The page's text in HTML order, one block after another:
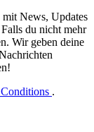
News, Updates
du nicht mehr
Wir geben deine
.